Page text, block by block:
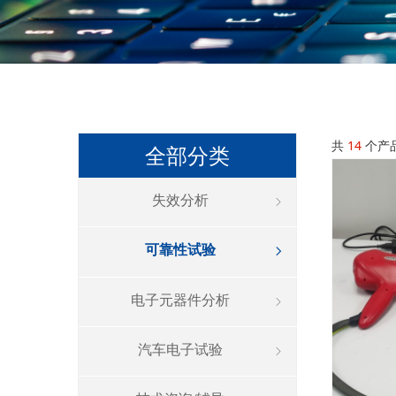
共 14 个产
全部分类
ꁇ
失效分析
ꁇ
可靠性试验
ꁇ
电子元器件分析
ꁇ
汽车电子试验